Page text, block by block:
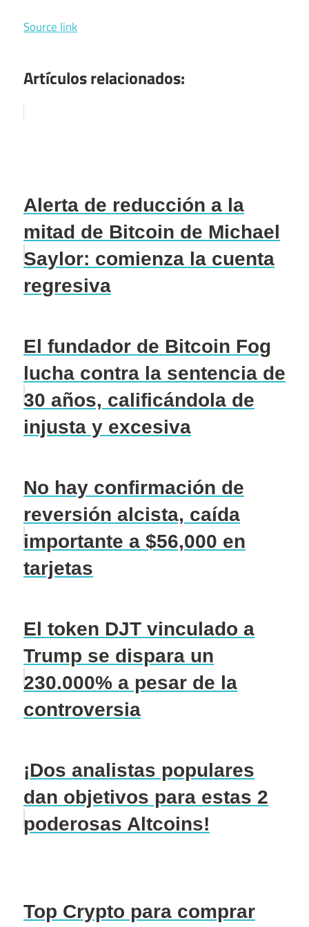
Source link
Artículos relacionados:
Alerta de reducción a la
mitad de Bitcoin de Michael
Saylor: comienza la cuenta
regresiva
El fundador de Bitcoin Fog
lucha contra la sentencia de
30 años, calificándola de
injusta y excesiva
No hay confirmación de
reversión alcista, caída
importante a $56,000 en
tarjetas
El token DJT vinculado a
Trump se dispara un
230.000% a pesar de la
controversia
¡Dos analistas populares
dan objetivos para estas 2
poderosas Altcoins!
Top Crypto para comprar